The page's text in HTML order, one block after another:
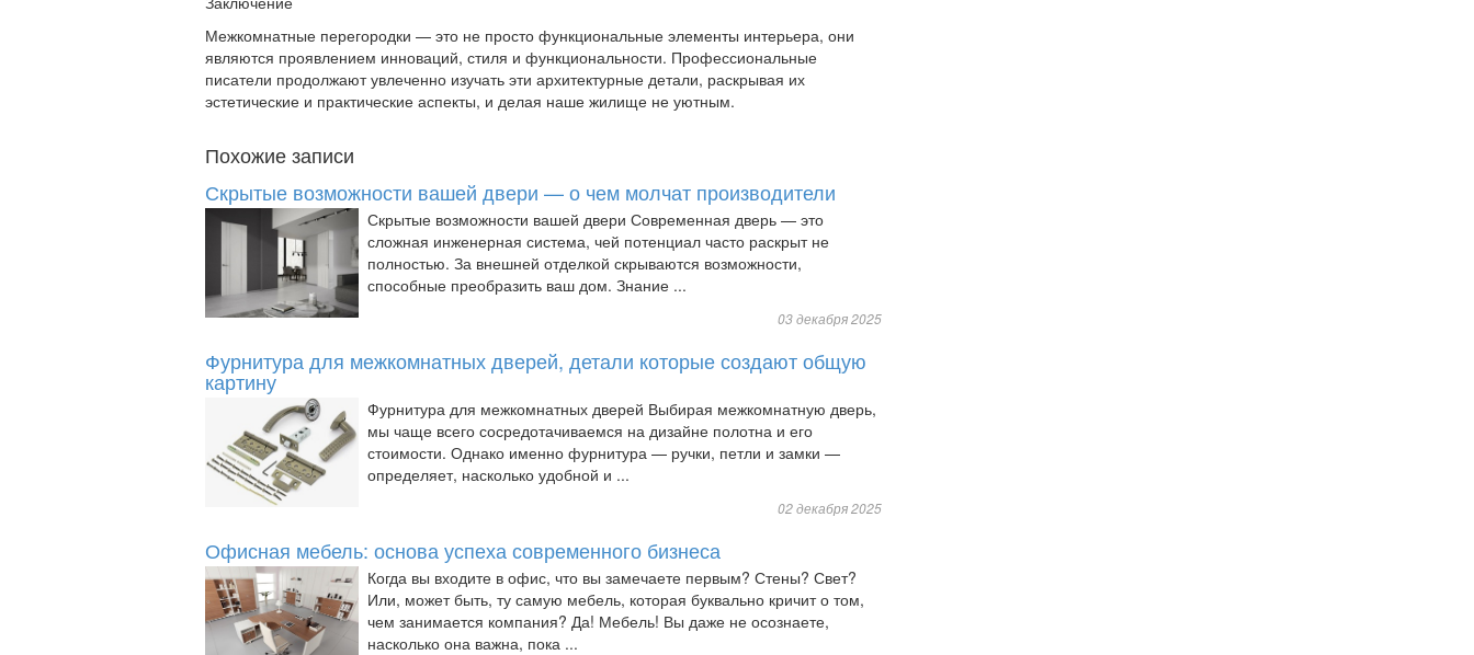
Межкомнатные перегородки — это не просто функциональные элементы интерьера, они
являются проявлением инноваций, стиля и функциональности. Профессиональные
писатели продолжают увлеченно изучать эти архитектурные детали, раскрывая их
эстетические и практические аспекты, и делая наше жилище не уютным.
Похожие записи
Скрытые возможности вашей двери — о чем молчат производители
Скрытые возможности вашей двери Современная дверь — это
сложная инженерная система, чей потенциал часто раскрыт не
полностью. За внешней отделкой скрываются возможности,
способные преобразить ваш дом. Знание ...
03 декабря 2025
Фурнитура для межкомнатных дверей, детали которые создают общую
картину
Фурнитура для межкомнатных дверей Выбирая межкомнатную дверь,
мы чаще всего сосредотачиваемся на дизайне полотна и его
стоимости. Однако именно фурнитура — ручки, петли и замки —
определяет, насколько удобной и ...
02 декабря 2025
Офисная мебель: основа успеха современного бизнеса
Когда вы входите в офис, что вы замечаете первым? Стены? Свет?
Или, может быть, ту самую мебель, которая буквально кричит о том,
чем занимается компания? Да! Мебель! Вы даже не осознаете,
насколько она важна, пока ...